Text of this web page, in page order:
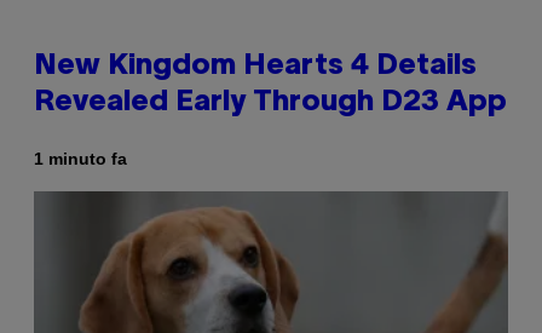
New Kingdom Hearts 4 Details
Revealed Early Through D23 App
1 minuto fa